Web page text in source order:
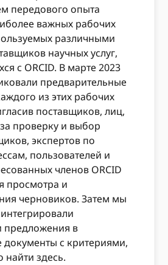
передового опыта
важных рабочих
различными
научных услуг,
с ORCID. В марте 2023
предварительные
из этих рабочих
поставщиков, лиц,
проверку и выбор
экспертов по
пользователей и
членов ORCID
просмотра и
черновиков. Затем мы
предложения в
документы с критериями,
здесь.